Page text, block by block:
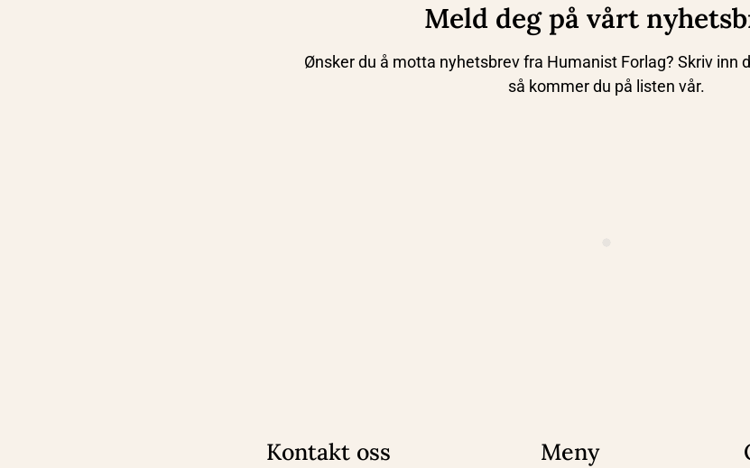
Meld deg på vårt
Ønsker du å motta nyhetsbrev fra Humanist Forlag? Skriv inn
så kommer du på listen vår.
Kontakt oss Meny